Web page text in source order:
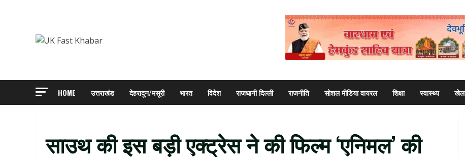
HOME उत्तराखंड देहरादून/मसूरी भारत विदेश राजधानी दिल्ली राजनीति सोशल मीडिया वायरल शिक्षा स्वास्थ्य खेल
साउथ की इस बड़ी एक्ट्रेस ने की फिल्म ‘एनिमल’ की